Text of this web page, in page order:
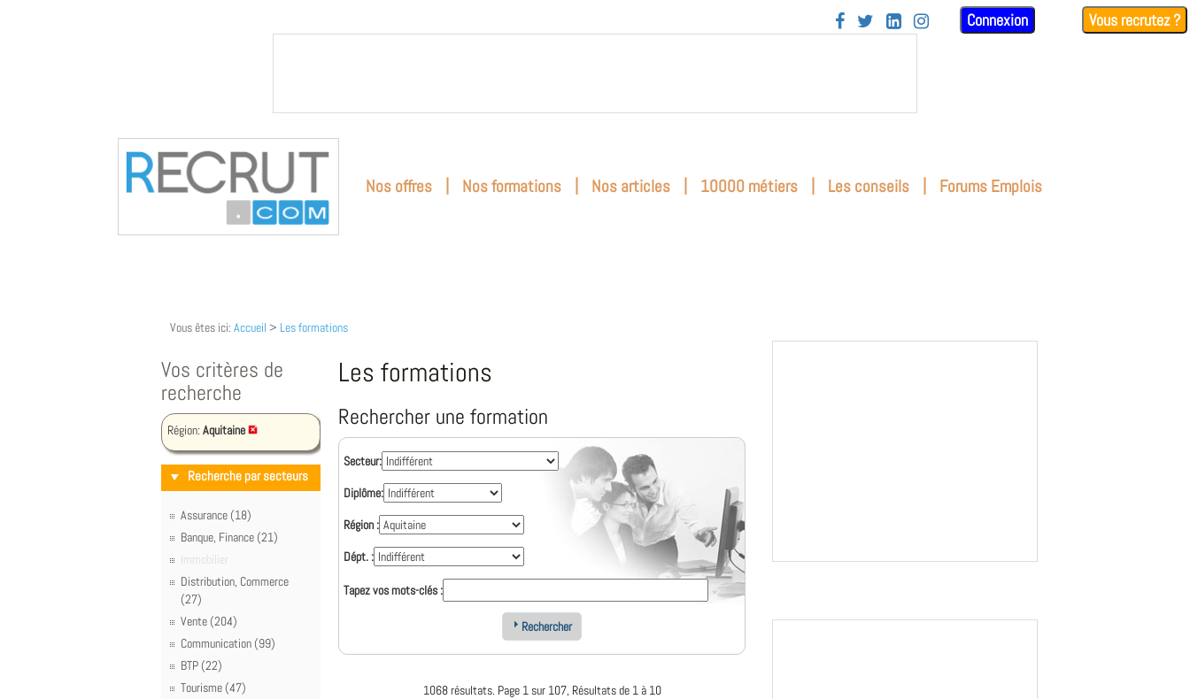
    Connexion Vous recrutez ?
Nos offres | Nos formations | Nos articles | 10000 métiers | Les conseils | Forums Emplois
Vous êtes ici: Accueil > Les formations
Vos critères de
recherche
Région: Aquitaine
Recherche par secteurs
Assurance (18)
Banque, Finance (21)
Immobilier
Distribution, Commerce
(27)
Vente (204)
Communication (99)
BTP (22)
Tourisme (47)
Les formations
Rechercher une formation
Secteur:
Diplôme:
Région :
Dépt. :
Tapez vos mots-clés :
Rechercher
1068 résultats. Page 1 sur 107, Résultats de 1 à 10